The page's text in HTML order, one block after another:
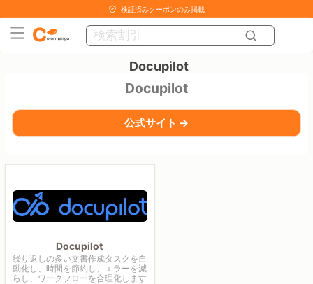
検証済みクーポンのみ掲載
Docupilot
Docupilot
公式サイト →
Docupilot
繰り返しの多い文書作成タスクを自
動化し、時間を節約し、エラーを減
らし、ワークフローを合理化します